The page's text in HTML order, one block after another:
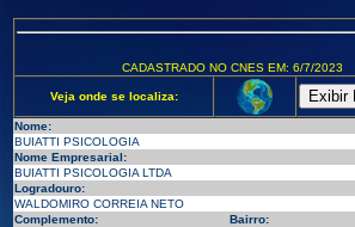
CADASTRADO NO CNES EM: 6/7/2023
Veja onde se localiza:
Nome:
BUIATTI PSICOLOGIA
Nome Empresarial:
BUIATTI PSICOLOGIA LTDA
Logradouro:
WALDOMIRO CORREIA NETO
Complemento:
Bairro: